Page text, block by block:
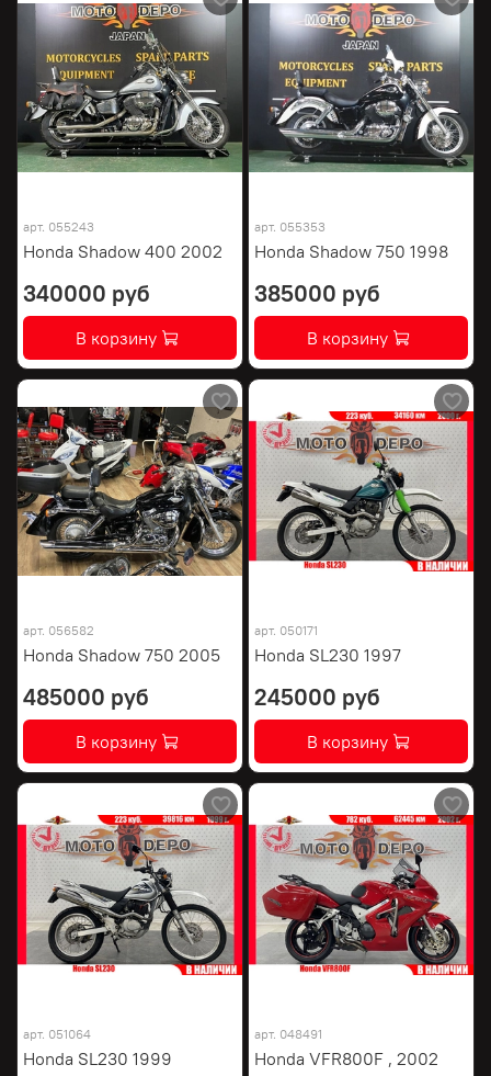
арт. 055243
Honda Shadow 400 2002
340000 руб
В корзину
арт. 055353
Honda Shadow 750 1998
385000 руб
В корзину
арт. 056582
Honda Shadow 750 2005
485000 руб
В корзину
арт. 050171
Honda SL230 1997
245000 руб
В корзину
арт. 051064
Honda SL230 1999
арт. 048491
Honda VFR800F , 2002